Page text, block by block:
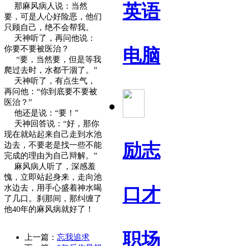
英语
电脑
励志
口才
职场
那麻风病人说：当然
要，可是人心好险恶，他们
只顾自己，绝不会帮我。
天神听了，再问他说：
你要不要被医治？
“要，当然要，但是等我
爬过去时，水都干涸了。”
天神听了，有点生气，
再问他：“你到底要不要被
医治？”
他还是说：“要！”
天神回答说：“好，那你
现在就站起来自己走到水池
边去，不要老是找一些不能
完成的理由为自己辩解。”
麻风病人听了，深感羞
愧，立即站起身来，走向池
水边去，用手心盛着神水喝
了几口。刹那间，那纠缠了
他40年的麻风病就好了！
上一篇： 忘我追求